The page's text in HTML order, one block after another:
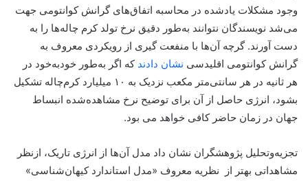
وجود مشکلات یادشده در محاسبه اتفاق‌های گرانش کوانتومی جهت
می‌شد نویسندگان نتوانند به‌طور دقیق نرخ تولد کرم چاله‌ها را به
دست آورند. گرچه آن‌ها با منفعت گیری از رویکردی معروف به
گرانش کوانتومی اقلیدسی نشان دادند که اگر به‌طور خود‌به‌خود در
هر ثانیه در هر سانتی‌متر مکعب نزدیک به ۱۰ میلیارد کرم‌چاله تشکیل
بشود، انرژی حاصل از آن برای توضیح نرخ مشاهده‌شده انبساط
جهان در زمان حاضر کافی خواهد می بود.
تجزیه‌و‌تحلیل پژوهشگران نشان داد مدل آن‌ها از انرژی تاریک، ازنظر
مشاهداتی بهتر از نظریه معروف «مدل استاندارد کیهان‌شناسی»